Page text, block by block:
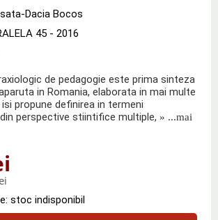
Dacia Bocos
45 - 2016
de pedagogie este prima sinteza
in Romania, elaborata in mai multe
propune definirea in termeni
perspective stiintifice multiple, » ...mai
stoc indisponibil